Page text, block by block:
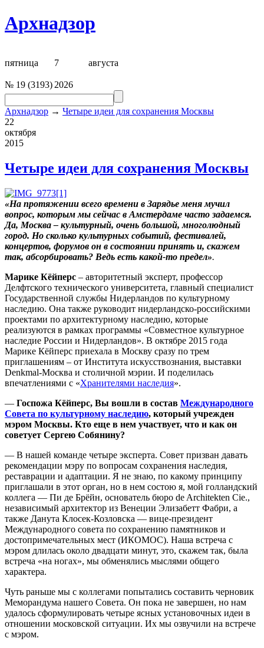
Архнадзор
пятница 7 августа
№ 19 (3193) 2026
Архнадзор → Четыре идеи для сохранения Москвы
22
октября
2015
Четыре идеи для сохранения Москвы
«На протяжении всего времени в Зарядье меня мучил
вопрос, которым мы сейчас в Амстердаме часто задаемся.
Да, Москва – культурный, очень большой, многолюдный
город. Но сколько культурных событий, фестивалей,
концертов, форумов он в состоянии принять и, скажем
так, абсорбировать? Ведь есть какой-то предел».
Марике Кёйперс – авторитетный эксперт, профессор
Делфтского технического университета, главный специалист
Государственной службы Нидерландов по культурному
наследию. Она также руководит нидерландско-российскими
проектами по архитектурному наследию, которые
реализуются в рамках программы «Совместное культурное
наследие России и Нидерландов». В октябре 2015 года
Марике Кёйперс приехала в Москву сразу по трем
приглашениям – от Института искусствознания, выставки
Denkmal-Москва и столичной мэрии. И поделилась
впечатлениями с «Хранителями наследия».
— Госпожа Кёйперс, Вы вошли в состав Международного
Совета по культурному наследию, который учрежден
мэром Москвы. Кто еще в нем участвует, что и как он
советует Сергею Собянину?
— В нашей команде четыре эксперта. Совет призван давать
рекомендации мэру по вопросам сохранения наследия,
реставрации и адаптации. Я не знаю, по какому принципу
приглашали в этот орган, но в нем состою я, мой голландский
коллега — Пи де Брёйн, основатель бюро de Architekten Cie.,
независимый архитектор из Венеции Элизабетт Фабри, а
также Данута Клосек-Козловска — вице-президент
Международного совета по сохранению памятников и
достопримечательных мест (ИКОМОС). Наша встреча с
мэром длилась около двадцати минут, это, скажем так, была
встреча «на ногах», мы обменялись мыслями общего
характера.
Чуть раньше мы с коллегами попытались составить черновик
Меморандума нашего Совета. Он пока не завершен, но нам
удалось сформулировать четыре ясных установочных идеи в
отношении московской ситуации. Их мы озвучили на встрече
с мэром.